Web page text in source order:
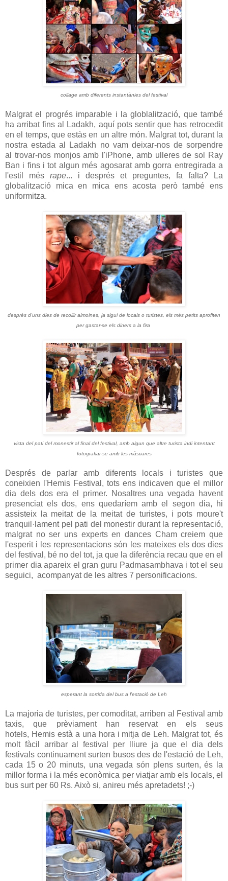
collage amb diferents instantànies del festival
Malgrat el progrés imparable i la globlalització, que també
ha arribat fins al Ladakh, aquí pots sentir que has retrocedit
en el temps, que estàs en un altre món. Malgrat tot, durant la
nostra estada al Ladakh no vam deixar-nos de sorpendre
al trovar-nos monjos amb l'iPhone, amb ulleres de sol Ray
Ban i fins i tot algun més agosarat amb gorra entregirada a
l'estil més rape... i després et preguntes, fa falta? La
globalització mica en mica ens acosta però també ens
uniformitza.
després d'uns dies de recollir almoines, ja sigui de locals o turistes, els més petits aprofiten
per gastar-se els diners a la fira
vista del pati del monestir al final del festival, amb algun que altre turista indi intentant
fotografiar-se amb les màscares
Després de parlar amb diferents locals i turistes que
coneixien l'Hemis Festival, tots ens indicaven que el millor
dia dels dos era el primer. Nosaltres una vegada havent
presenciat els dos, ens quedaríem amb el segon dia, hi
assisteix la meitat de la meitat de turistes, i pots moure't
tranquil·lament pel pati del monestir durant la representació,
malgrat no ser uns experts en dances Cham creiem que
l'esperit i les representacions són les mateixes els dos dies
del festival, bé no del tot, ja que la diferència recau que en el
primer dia apareix el gran guru Padmasambhava i tot el seu
seguici, acompanyat de les altres 7 personificacions.
esperant la sortida del bus a l'estació de Leh
La majoria de turistes, per comoditat, arriben al Festival amb
taxis, que prèviament han reservat en els seus
hotels, Hemis està a una hora i mitja de Leh. Malgrat tot, és
molt fàcil arribar al festival per lliure ja que el dia dels
festivals continuament surten busos des de l'estació de Leh,
cada 15 o 20 minuts, una vegada són plens surten, és la
millor forma i la més econòmica per viatjar amb els locals, el
bus surt per 60 Rs. Això si, anireu més apretadets! ;-)